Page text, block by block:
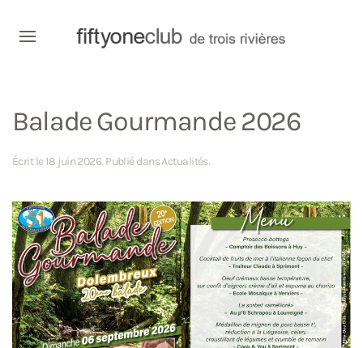
Balade Gourmande 2026
Écrit le18 juin 2026. Publié dansActualités.